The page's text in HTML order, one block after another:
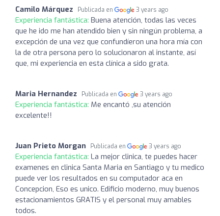
Camilo Márquez Publicada en 3 years ago
Experiencia fantástica: Buena atención, todas las veces
que he ido me han atendido bien y sin ningún problema, a
excepción de una vez que confundíeron una hora mía con
la de otra persona pero lo solucionaron al instante, así
que, mi experiencia en esta clínica a sido grata.
Maria Hernandez Publicada en 3 years ago
Experiencia fantástica: Me encantó ,su atención
excelente!!
Juan Prieto Morgan Publicada en 3 years ago
Experiencia fantástica: La mejor clinica, te puedes hacer
examenes en clinica Santa Maria en Santiago y tu medico
puede ver los resultados en su computador aca en
Concepcion, Eso es unico. Edificio moderno, muy buenos
estacionamientos GRATIS y el personal muy amables
todos.